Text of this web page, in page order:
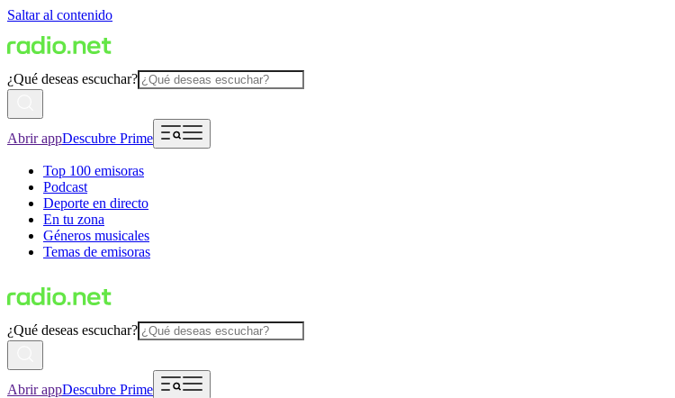
Saltar al contenido
¿Qué deseas escuchar?
Abrir appDescubre Prime
Top 100 emisoras
Podcast
Deporte en directo
En tu zona
Géneros musicales
Temas de emisoras
¿Qué deseas escuchar?
Abrir appDescubre Prime